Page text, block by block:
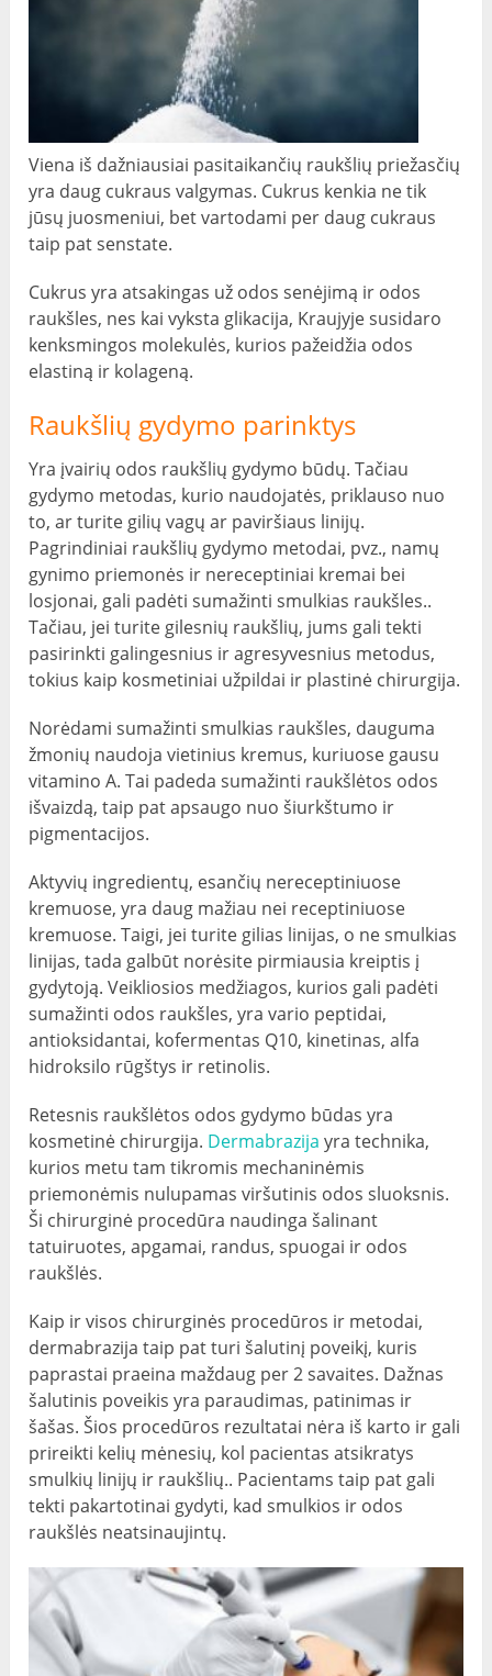
Viena iš dažniausiai pasitaikančių raukšlių priežasčių
yra daug cukraus valgymas. Cukrus kenkia ne tik
jūsų juosmeniui, bet vartodami per daug cukraus
taip pat senstate.
Cukrus yra atsakingas už odos senėjimą ir odos
raukšles, nes kai vyksta glikacija, Kraujyje susidaro
kenksmingos molekulės, kurios pažeidžia odos
elastiną ir kolageną.
Raukšlių gydymo parinktys
Yra įvairių odos raukšlių gydymo būdų. Tačiau
gydymo metodas, kurio naudojatės, priklauso nuo
to, ar turite gilių vagų ar paviršiaus linijų.
Pagrindiniai raukšlių gydymo metodai, pvz., namų
gynimo priemonės ir nereceptiniai kremai bei
losjonai, gali padėti sumažinti smulkias raukšles..
Tačiau, jei turite gilesnių raukšlių, jums gali tekti
pasirinkti galingesnius ir agresyvesnius metodus,
tokius kaip kosmetiniai užpildai ir plastinė chirurgija.
Norėdami sumažinti smulkias raukšles, dauguma
žmonių naudoja vietinius kremus, kuriuose gausu
vitamino A. Tai padeda sumažinti raukšlėtos odos
išvaizdą, taip pat apsaugo nuo šiurkštumo ir
pigmentacijos.
Aktyvių ingredientų, esančių nereceptiniuose
kremuose, yra daug mažiau nei receptiniuose
kremuose. Taigi, jei turite gilias linijas, o ne smulkias
linijas, tada galbūt norėsite pirmiausia kreiptis į
gydytoją. Veikliosios medžiagos, kurios gali padėti
sumažinti odos raukšles, yra vario peptidai,
antioksidantai, kofermentas Q10, kinetinas, alfa
hidroksilo rūgštys ir retinolis.
Retesnis raukšlėtos odos gydymo būdas yra
kosmetinė chirurgija. Dermabrazija yra technika,
kurios metu tam tikromis mechaninėmis
priemonėmis nulupamas viršutinis odos sluoksnis.
Ši chirurginė procedūra naudinga šalinant
tatuiruotes, apgamai, randus, spuogai ir odos
raukšlės.
Kaip ir visos chirurginės procedūros ir metodai,
dermabrazija taip pat turi šalutinį poveikį, kuris
paprastai praeina maždaug per 2 savaites. Dažnas
šalutinis poveikis yra paraudimas, patinimas ir
šašas. Šios procedūros rezultatai nėra iš karto ir gali
prireikti kelių mėnesių, kol pacientas atsikratys
smulkių linijų ir raukšlių.. Pacientams taip pat gali
tekti pakartotinai gydyti, kad smulkios ir odos
raukšlės neatsinaujintų.